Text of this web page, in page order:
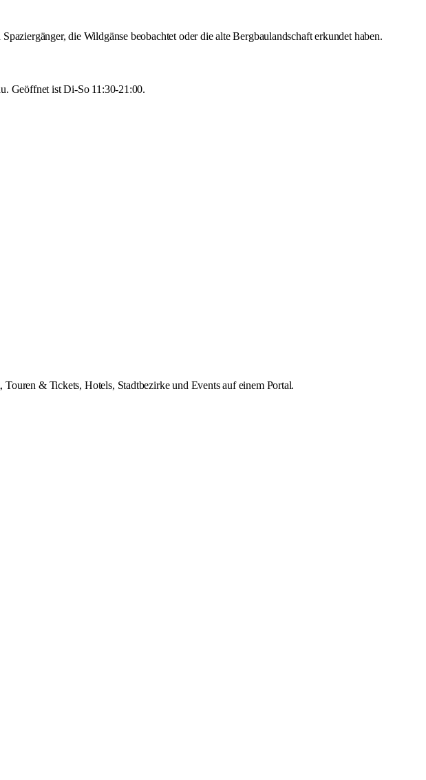
die Wildgänse beobachtet oder die alte Bergbaulandschaft erkundet haben.
Geöffnet ist Di-So 11:30-21:00.
& Tickets, Hotels, Stadtbezirke und Events auf einem Portal.